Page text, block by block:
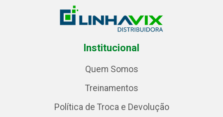
Institucional
Quem Somos
Treinamentos
Política de Troca e Devolução